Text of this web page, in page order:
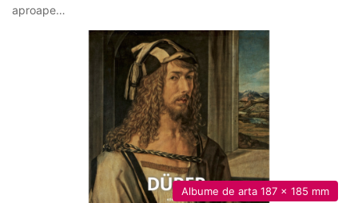
aproape…
Albume de arta 187 x 185 mm